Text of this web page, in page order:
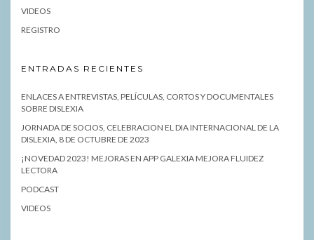
VIDEOS
REGISTRO
ENTRADAS RECIENTES
ENLACES A ENTREVISTAS, PELÍCULAS, CORTOS Y DOCUMENTALES
SOBRE DISLEXIA
JORNADA DE SOCIOS, CELEBRACION EL DIA INTERNACIONAL DE LA
DISLEXIA, 8 DE OCTUBRE DE 2023
¡NOVEDAD 2023! MEJORAS EN APP GALEXIA MEJORA FLUIDEZ
LECTORA
PODCAST
VIDEOS